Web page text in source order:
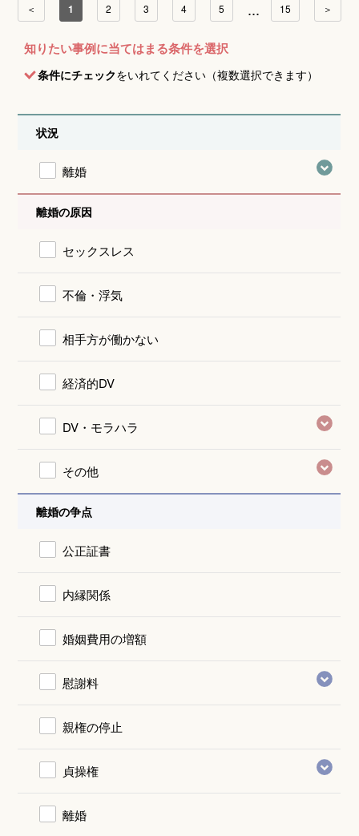
＜ 1 2 3 4 5 ... 15 ＞
知りたい事例に当てはまる条件を選択
条件にチェックをいれてください（複数選択できます）
状況
離婚
離婚の原因
セックスレス
不倫・浮気
相手方が働かない
経済的DV
DV・モラハラ
その他
離婚の争点
公正証書
内縁関係
婚姻費用の増額
慰謝料
親権の停止
貞操権
離婚